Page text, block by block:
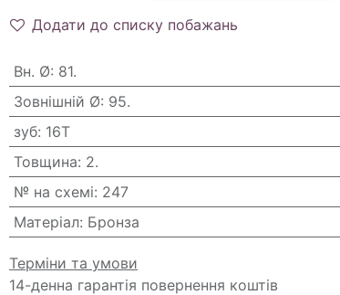
Додати до списку побажань
Вн. Ø: 81.
Зовнішній Ø: 95.
зуб: 16T
Товщина: 2.
№ на схемі: 247
Матеріал: Бронза
Терміни та умови
14-денна гарантія повернення коштів